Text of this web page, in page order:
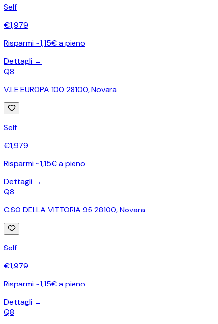
Self
€1,979
Risparmi ~1,15€ a pieno
Dettagli →
Q8
V.LE EUROPA 100 28100,Novara
Self
€1,979
Risparmi ~1,15€ a pieno
Dettagli →
Q8
C.SO DELLA VITTORIA 95 28100,Novara
Self
€1,979
Risparmi ~1,15€ a pieno
Dettagli →
Q8